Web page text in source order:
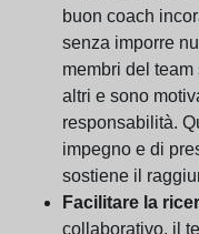
buon coach
senza imporre
membri del
altri e sono
responsabilità.
impegno e di
sostiene il
Facilitare la
collaborativo, il